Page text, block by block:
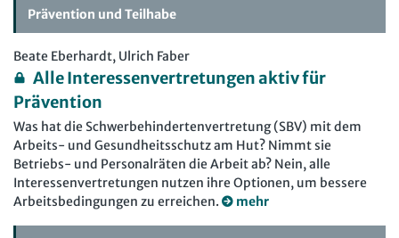
Prävention und Teilhabe
Beate Eberhardt, Ulrich Faber
Alle Interessenvertretungen aktiv für
Prävention
Was hat die Schwerbehindertenvertretung (SBV) mit dem
Arbeits- und Gesundheitsschutz am Hut? Nimmt sie
Betriebs- und Personalräten die Arbeit ab? Nein, alle
Interessenvertretungen nutzen ihre Optionen, um bessere
Arbeitsbedingungen zu erreichen.
mehr